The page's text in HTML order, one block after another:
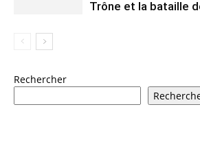
Trône et la bataille
Rechercher